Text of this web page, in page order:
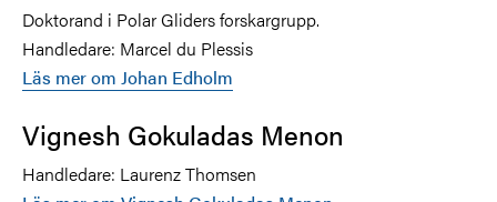
Doktorand i Polar Gliders forskargrupp.
Handledare: Marcel du Plessis
Läs mer om Johan Edholm
Vignesh Gokuladas Menon
Handledare: Laurenz Thomsen